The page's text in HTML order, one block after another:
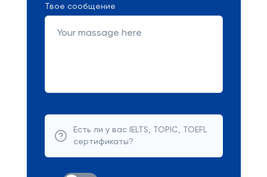
Твое сообщение
Есть ли у вас IELTS, TOPIC, TOEFL
сертификаты?